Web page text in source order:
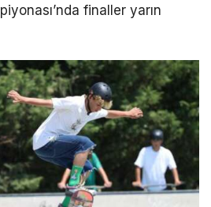
finaller yarın